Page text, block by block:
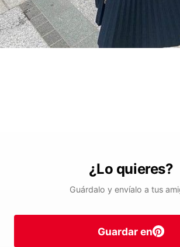
¿Lo quieres?
Guárdalo y envíalo a tus
Guardar en